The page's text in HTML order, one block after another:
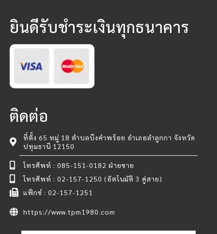
ยินดีรับชำระเงินทุกธนาคาร
ติดต่อ
ที่ตั้ง 65 หมู่ 18 ตำบลบึงคำพร้อย อำเภอลำลูกกา จังหวัด
ปทุมธานี 12150
โทรศัพท์ : 085-151-0182 ฝ่ายขาย
โทรศัพท์ : 02-157-1250 (อัตโนมัติ 3 คู่สาย)
แฟ็กซ์ : 02-157-1251
https://www.tpm1980.com